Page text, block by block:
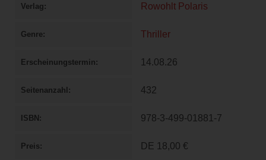
Verlag Rowohlt Polaris
Genre Thriller
Erscheinungstermin 14.08.26
Seitenanzahl 432
ISBN 978-3-499-01881-7
Preis DE 18,00 €